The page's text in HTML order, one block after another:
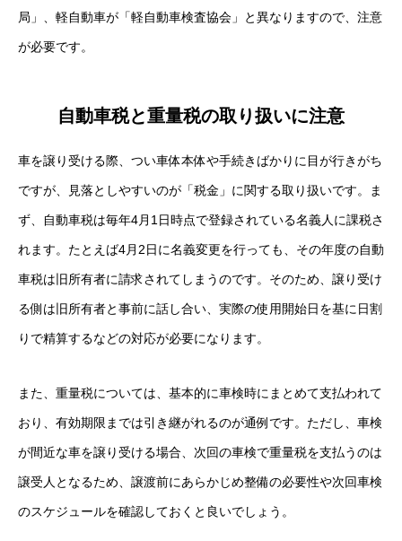
局」、軽自動車が「軽自動車検査協会」と異なりますので、注意
が必要です。
自動車税と重量税の取り扱いに注意
車を譲り受ける際、つい車体本体や手続きばかりに目が行きがち
ですが、見落としやすいのが「税金」に関する取り扱いです。ま
ず、自動車税は毎年4月1日時点で登録されている名義人に課税さ
れます。たとえば4月2日に名義変更を行っても、その年度の自動
車税は旧所有者に請求されてしまうのです。そのため、譲り受け
る側は旧所有者と事前に話し合い、実際の使用開始日を基に日割
りで精算するなどの対応が必要になります。
また、重量税については、基本的に車検時にまとめて支払われて
おり、有効期限までは引き継がれるのが通例です。ただし、車検
が間近な車を譲り受ける場合、次回の車検で重量税を支払うのは
譲受人となるため、譲渡前にあらかじめ整備の必要性や次回車検
のスケジュールを確認しておくと良いでしょう。